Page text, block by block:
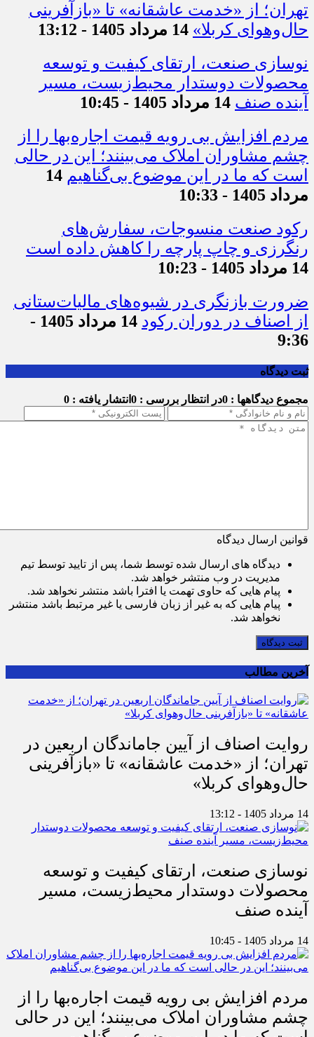
تهران؛ از «خدمت عاشقانه» تا «بازآفرینی
حال‌وهوای کربلا» 14 مرداد 1405 - 13:12
نوسازی صنعت، ارتقای کیفیت و توسعه
محصولات دوستدار محیط‌زیست، مسیر
آینده صنف 14 مرداد 1405 - 10:45
مردم افزایش بی رویه قیمت اجاره‌بها را از
چشم مشاوران املاک می‌بینند؛ این در حالی
است که ما در این موضوع بی‌گناهیم 14
مرداد 1405 - 10:33
رکود صنعت منسوجات، سفارش‌های
رنگرزی و چاپ پارچه را کاهش داده است
14 مرداد 1405 - 10:23
ضرورت بازنگری در شیوه‌های مالیات‌ستانی
از اصناف در دوران رکود
14 مرداد 1405 -
9:36
ثبت دیدگاه
مجموع دیدگاهها : 0 در انتظار بررسی : 0 انتشار یافته : 0
قوانین ارسال دیدگاه
دیدگاه های ارسال شده توسط شما، پس از تایید توسط تیم
مدیریت در وب منتشر خواهد شد.
پیام هایی که حاوی تهمت یا افترا باشد منتشر نخواهد شد.
پیام هایی که به غیر از زبان فارسی یا غیر مرتبط باشد منتشر
نخواهد شد.
ثبت دیدگاه
آخرین مطالب
روایت اصناف از آیین جاماندگان اربعین در
تهران؛ از «خدمت عاشقانه» تا «بازآفرینی
حال‌وهوای کربلا»
14 مرداد 1405 - 13:12
نوسازی صنعت، ارتقای کیفیت و توسعه
محصولات دوستدار محیط‌زیست، مسیر
آینده صنف
14 مرداد 1405 - 10:45
مردم افزایش بی رویه قیمت اجاره‌بها را از
چشم مشاوران املاک می‌بینند؛ این در حالی